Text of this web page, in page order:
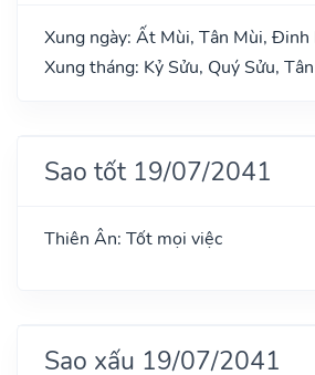
Xung ngày: Ất Mùi, Tân Mùi,
Xung tháng: Kỷ Sửu, Quý Sửu,
Sao tốt 19/07/2041
Thiên Ân: Tốt mọi việc
Sao xấu 19/07/2041